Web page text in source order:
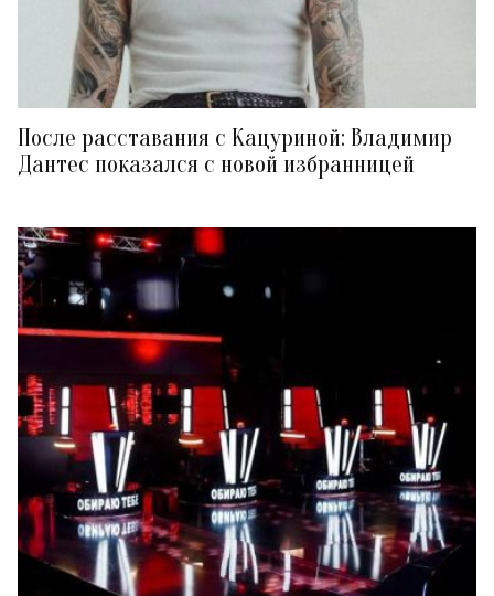
После расставания с Кацуриной: Владимир
Дантес показался с новой избранницей